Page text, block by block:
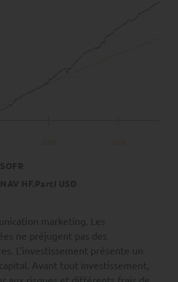
SOFR
NAV HF.PartI USD
marketing. Les
ne préjugent pas des
L’investissement présente un
Avant tout investissement,
aux risques et différents frais de